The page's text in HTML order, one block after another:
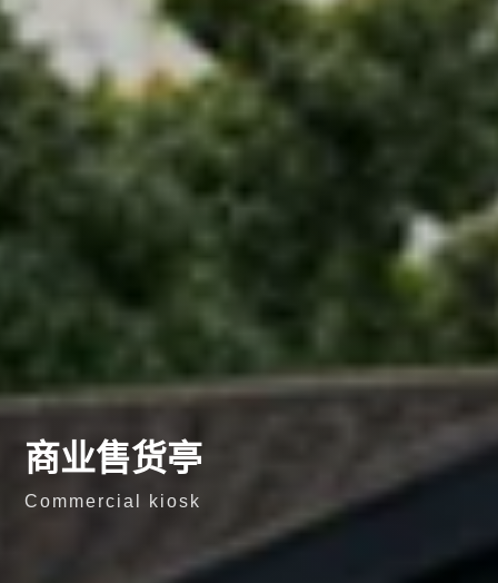
商业售货亭
Commercial kiosk